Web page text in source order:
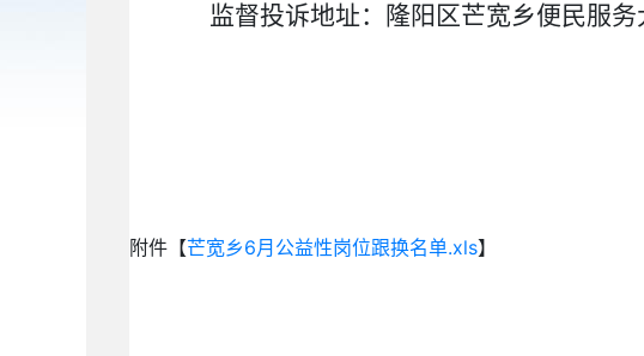
监督投诉地址：隆阳区芒宽乡便民服务
附件【芒宽乡6月公益性岗位跟换名单.xls】